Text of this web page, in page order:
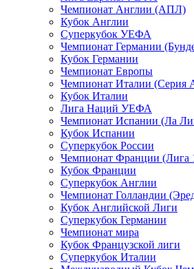
Чемпионат Англии (АПЛ)
Кубок Англии
Суперкубок УЕФА
Чемпионат Германии
Кубок Германии
Чемпионат Европы
Чемпионат Италии (Серия
Кубок Италии
Лига Наций УЕФА
Чемпионат Испании (Ла
Кубок Испании
Суперкубок России
Чемпионат Франции (Лига
Кубок Франции
Суперкубок Англии
Чемпионат Голландии
Кубок Английской Лиги
Суперкубок Германии
Чемпионат мира
Кубок Французской лиги
Суперкубок Италии